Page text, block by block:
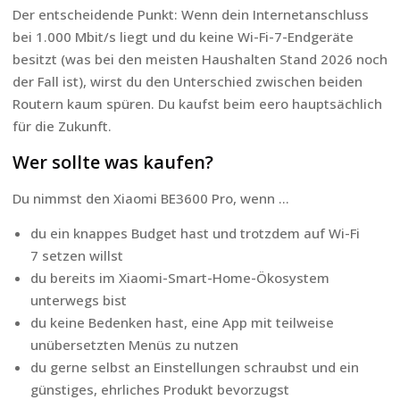
Der entscheidende Punkt: Wenn dein Internetanschluss
bei 1.000 Mbit/s liegt und du keine Wi-Fi-7-Endgeräte
besitzt (was bei den meisten Haushalten Stand 2026 noch
der Fall ist), wirst du den Unterschied zwischen beiden
Routern kaum spüren. Du kaufst beim eero hauptsächlich
für die Zukunft.
Wer sollte was kaufen?
Du nimmst den Xiaomi BE3600 Pro, wenn …
du ein knappes Budget hast und trotzdem auf Wi-Fi
7 setzen willst
du bereits im Xiaomi-Smart-Home-Ökosystem
unterwegs bist
du keine Bedenken hast, eine App mit teilweise
unübersetzten Menüs zu nutzen
du gerne selbst an Einstellungen schraubst und ein
günstiges, ehrliches Produkt bevorzugst